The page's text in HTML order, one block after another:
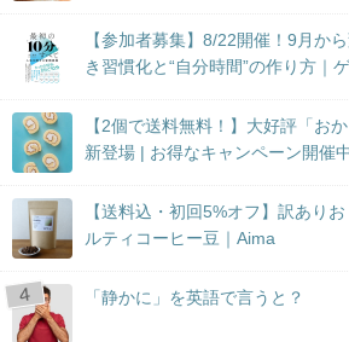
【参加者募集】8/22開催！9月か
き習慣化と“自分時間”の作り方｜
【2個で送料無料！】大好評「お
新登場 | お得なキャンペーン開催中
【送料込・初回5%オフ】訳あり
ルティコーヒー豆｜Aima
「静かに」を英語で言うと？